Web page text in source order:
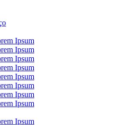
Ipsum
Ipsum
Ipsum
Ipsum
Ipsum
Ipsum
Ipsum
Ipsum
Ipsum